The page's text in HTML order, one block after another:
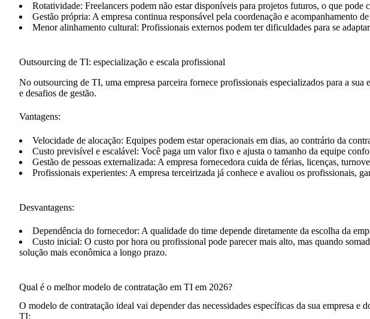
Rotatividade: Freelancers podem não estar disponíveis para projetos futuros, o que pode
Gestão própria: A empresa continua responsável pela coordenação e acompanhamento
Menor alinhamento cultural: Profissionais externos podem ter dificuldades para se
Outsourcing de TI: especialização e escala profissional
No outsourcing de TI, uma empresa parceira fornece profissionais especializados para a sua
e desafios de gestão.
Vantagens:
Velocidade de alocação: Equipes podem estar operacionais em dias, ao contrário da
Custo previsível e escalável: Você paga um valor fixo e ajusta o tamanho da equipe
Gestão de pessoas externalizada: A empresa fornecedora cuida de férias, licenças,
Profissionais experientes: A empresa terceirizada já conhece e avaliou os profissionais,
Desvantagens:
Dependência do fornecedor: A qualidade do time depende diretamente da escolha da
Custo inicial: O custo por hora ou profissional pode parecer mais alto, mas quando
solução mais econômica a longo prazo.
Qual é o melhor modelo de contratação em TI em 2026?
O modelo de contratação ideal vai depender das necessidades específicas da sua empresa
TI: